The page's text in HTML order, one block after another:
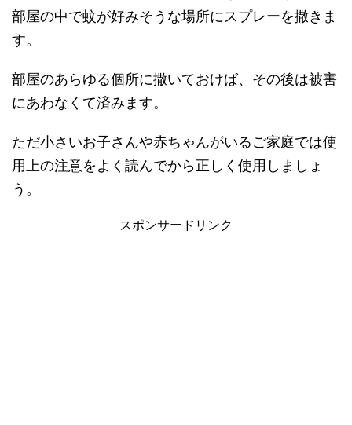
部屋の中で蚊が好みそうな場所にスプレーを撒きま
す。
部屋のあらゆる個所に撒いておけば、その後は被害
にあわなくて済みます。
ただ小さいお子さんや赤ちゃんがいるご家庭では使
用上の注意をよく読んでから正しく使用しましょ
う。
スポンサードリンク